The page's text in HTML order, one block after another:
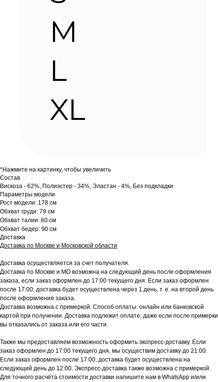
*Нажмите на картинку, чтобы увеличить
Состав
Вискоза - 62%, Полиэстер - 34%, Эластан - 4%, Без подкладки
Параметры модели
Рост модели: 178 см
Обхват груди: 79 см
Обхват талии: 60 см
Обхват бедер: 90 см
Доставка
Доставка по Москве и Московской области
Доставка осуществляется за счет получателя.
Доставка по Москве и МО возможна на следующий день после оформления
заказа, если заказ оформлен до 17:00 текущего дня. Если заказ оформлен
после 17:00, доставка будет осуществлена через 1 день, т. е. на второй день
после оформления заказа.
Доставка возможна с примеркой. Способ оплаты: онлайн или банковской
картой при получении. Доставка подлежит оплате, даже если после примерки
вы отказались от заказа или его части.
Также мы предоставляем возможность оформить экспресс-доставку. Если
заказ оформлен до 17:00 текущего дня, мы осуществим доставку до 21:00.
Если заказ оформлен после 17:00, доставка будет осуществлена на
следующий день до 12:00. Экспресс-доставка также возможна с примеркой.
Для точного расчёта стоимости доставки напишите нам в WhatsApp и/или